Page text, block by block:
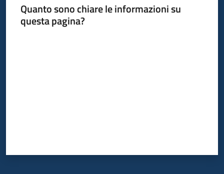
Quanto sono chiare le informazioni su
questa pagina?